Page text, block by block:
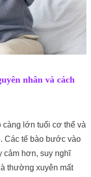
nhân và cách
lớn tuổi cơ thể và
Các tế bào bước vào
cảm hơn, suy nghĩ
thường xuyên mất